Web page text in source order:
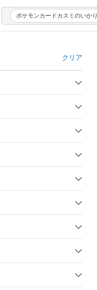
ポケモンカードカスミのいかり
クリア